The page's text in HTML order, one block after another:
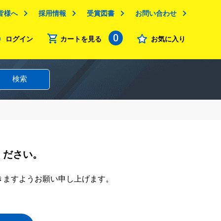
様へ 採用情報 受賞図書 お問い合わせ
ログイン カートを見る 0 お気に入り
検索
さい。
すようお願い申し上げます。